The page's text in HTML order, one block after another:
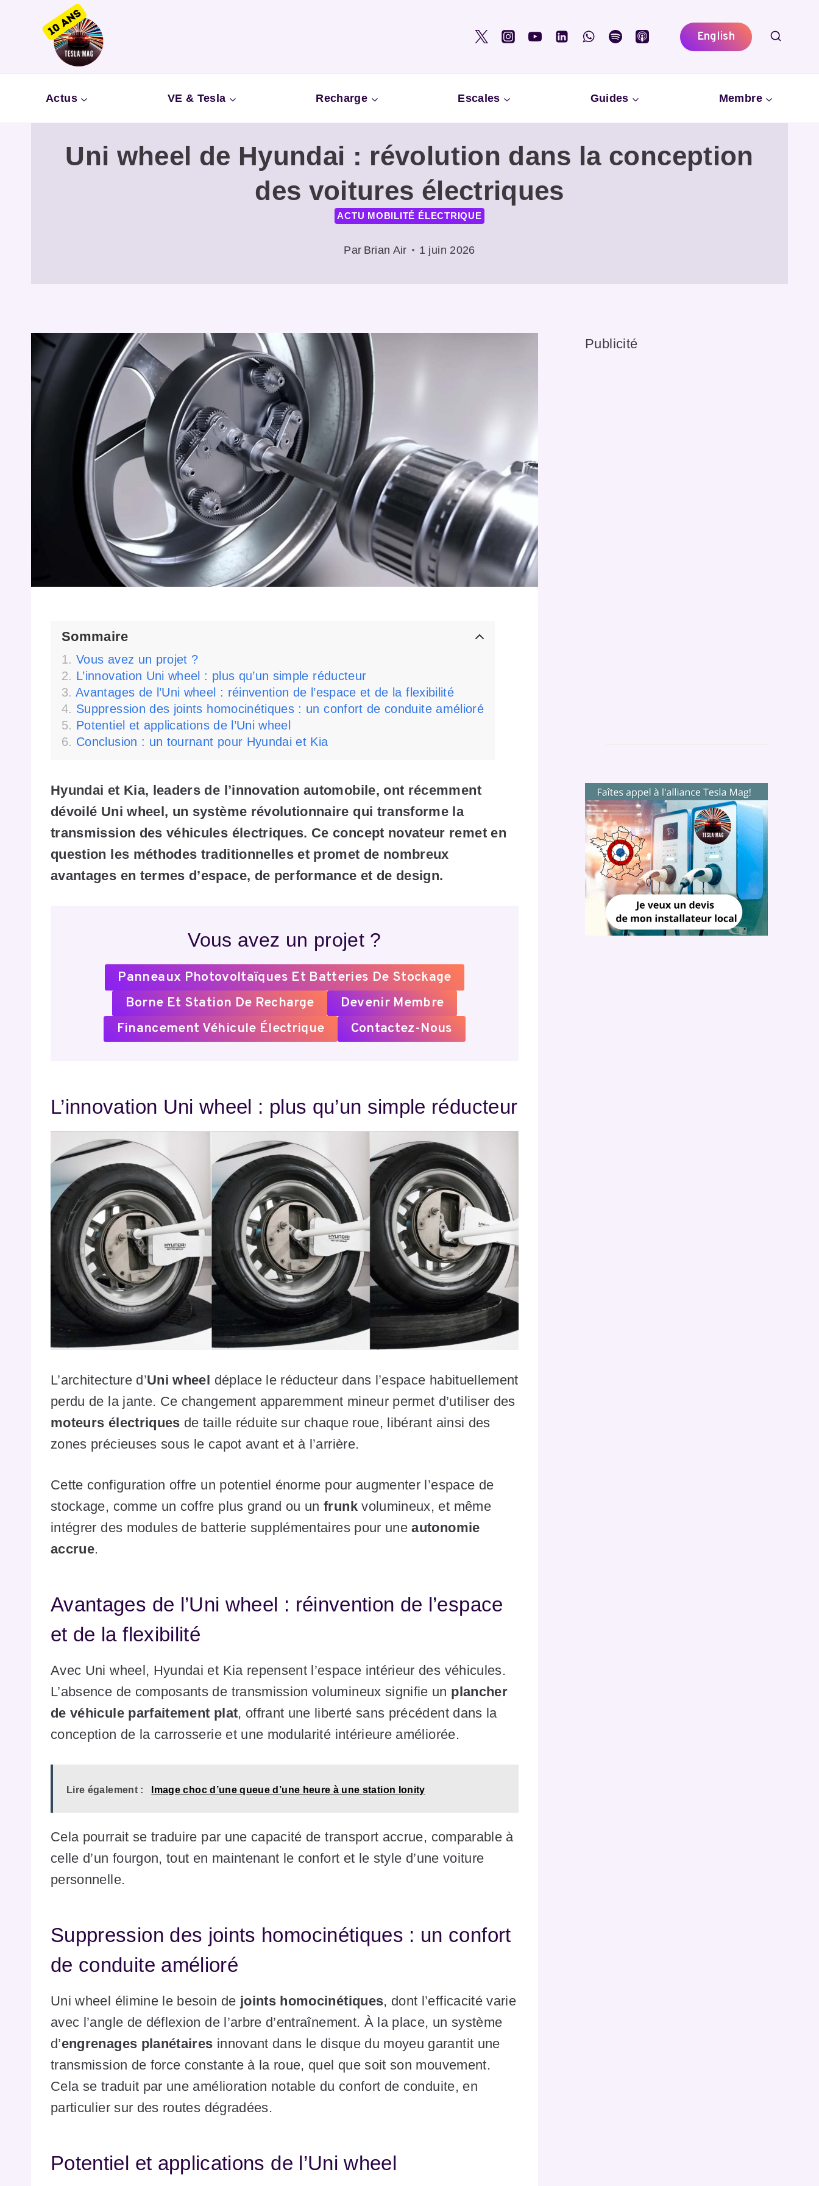
English
Actus VE & Tesla Recharge Escales Guides Membre
Uni wheel de Hyundai : révolution dans la conception
des voitures électriques
ACTU MOBILITÉ ÉLECTRIQUE
Par Brian Air 1 juin 2026
Sommaire
Vous avez un projet ?
L’innovation Uni wheel : plus qu’un simple réducteur
Avantages de l’Uni wheel : réinvention de l’espace et de la flexibilité
Suppression des joints homocinétiques : un confort de conduite amélioré
Potentiel et applications de l’Uni wheel
Conclusion : un tournant pour Hyundai et Kia
Hyundai et Kia, leaders de l’innovation automobile, ont récemment
dévoilé Uni wheel, un système révolutionnaire qui transforme la
transmission des véhicules électriques. Ce concept novateur remet en
question les méthodes traditionnelles et promet de nombreux
avantages en termes d’espace, de performance et de design.
Vous avez un projet ?
Panneaux Photovoltaïques Et Batteries De Stockage
Borne Et Station De Recharge
Devenir Membre
Financement Véhicule Électrique
Contactez-Nous
L’innovation Uni wheel : plus qu’un simple réducteur
L’architecture d’Uni wheel déplace le réducteur dans l’espace habituellement
perdu de la jante. Ce changement apparemment mineur permet d’utiliser des
moteurs électriques de taille réduite sur chaque roue, libérant ainsi des
zones précieuses sous le capot avant et à l’arrière.
Cette configuration offre un potentiel énorme pour augmenter l’espace de
stockage, comme un coffre plus grand ou unfrunkvolumineux, et même
intégrer des modules de batterie supplémentaires pour uneautonomie
accrue.
Avantages de l’Uni wheel : réinvention de l’espace
et de la flexibilité
Avec Uni wheel, Hyundai et Kia repensent l’espace intérieur des véhicules.
L’absence de composants de transmission volumineux signifie un plancher
de véhicule parfaitement plat, offrant une liberté sans précédent dans la
conception de la carrosserie et une modularité intérieure améliorée.
Lire également : Image choc d’une queue d’une heure à une station Ionity
Cela pourrait se traduire par une capacité de transport accrue, comparable à
celle d’un fourgon, tout en maintenant le confort et le style d’une voiture
personnelle.
Suppression des joints homocinétiques : un confort
de conduite amélioré
Uni wheel élimine le besoin de joints homocinétiques, dont l’efficacité varie
avec l’angle de déflexion de l’arbre d’entraînement. À la place, un système
d’engrenages planétaires innovant dans le disque du moyeu garantit une
transmission de force constante à la roue, quel que soit son mouvement.
Cela se traduit par une amélioration notable du confort de conduite, en
particulier sur des routes dégradées.
Potentiel et applications de l’Uni wheel
Publicité